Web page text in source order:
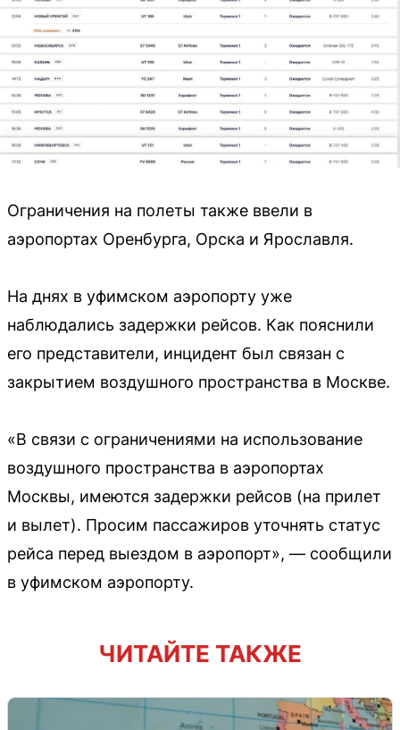
Ограничения на полеты также ввели в
аэропортах Оренбурга, Орска и Ярославля.
На днях в уфимском аэропорту уже
наблюдались задержки рейсов. Как пояснили
его представители, инцидент был связан с
закрытием воздушного пространства в Москве.
«В связи с ограничениями на использование
воздушного пространства в аэропортах
Москвы, имеются задержки рейсов (на прилет
и вылет). Просим пассажиров уточнять статус
рейса перед выездом в аэропорт», — сообщили
в уфимском аэропорту.
ЧИТАЙТЕ ТАКЖЕ